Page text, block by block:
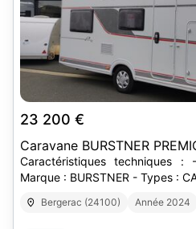
23 200 €
Caravane BURSTNER
Caractéristiques techniques
Marque : BURSTNER - Types :
Bergerac (24100) Année 2024